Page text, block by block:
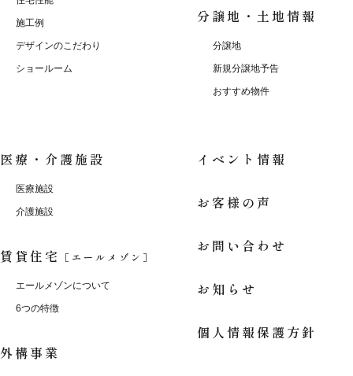
施工例
デザインのこだわり
ショールーム
分譲地・土地情報
分譲地
新規分譲地予告
おすすめ物件
医療・介護施設
医療施設
介護施設
賃貸住宅 ［エールメゾン］
エールメゾンについて
6つの特徴
外構事業
イベント情報
お客様の声
お問い合わせ
お知らせ
個人情報保護方針